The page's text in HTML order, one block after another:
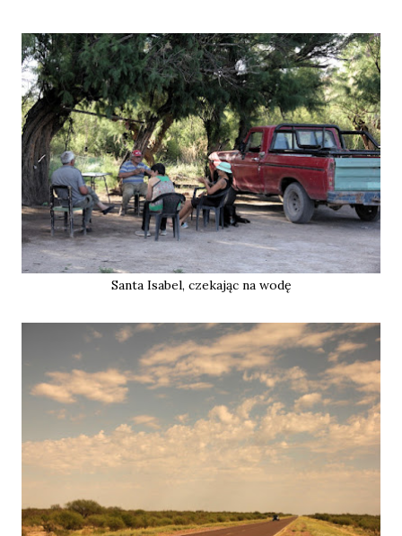
Santa Isabel, czekając na wodę